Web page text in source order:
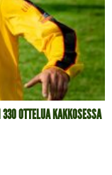
OTTELUA KAKKOSESSA